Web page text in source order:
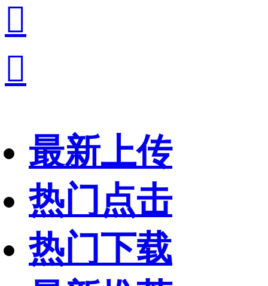


最新上传
热门点击
热门下载